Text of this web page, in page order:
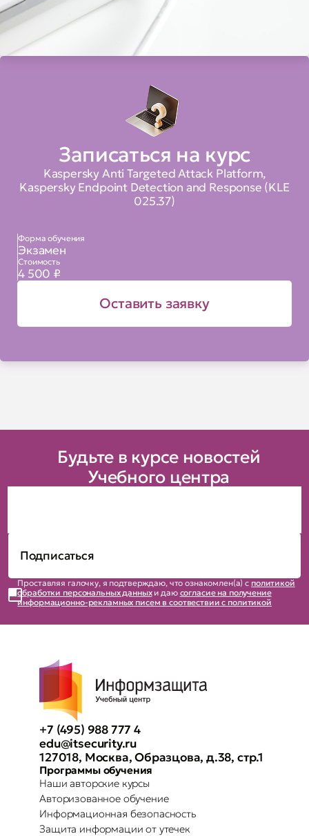
Записаться на курс
Kaspersky Anti Targeted Attack Platform,
Kaspersky Endpoint Detection and Response (KLE
025.37)
Форма обучения
Экзамен
Стоимость
4 500 ₽
Оставить заявку
Будьте в курсе новостей
Учебного центра
Проставляя галочку, я подтверждаю, что ознакомлен(а) с политикой
обработки персональных данныхи даю согласие на получение
информационно-рекламных писем в соотвествии с политикой
+7 (495) 988 777 4
edu@itsecurity.ru
127018, Москва, Образцова, д.38, стр.1
Программы обучения
Наши авторские курсы
Авторизованное обучение
Информационная безопасность
Защита информации от утечек